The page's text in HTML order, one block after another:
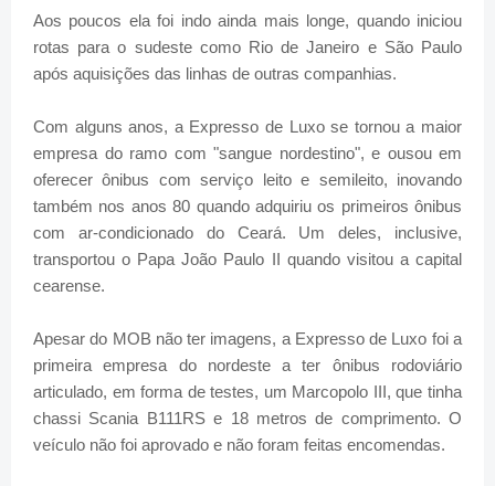
Aos poucos ela foi indo ainda mais longe, quando iniciou
rotas para o sudeste como Rio de Janeiro e São Paulo
após aquisições das linhas de outras companhias.
Com alguns anos, a Expresso de Luxo se tornou a maior
empresa do ramo com "sangue nordestino", e ousou em
oferecer ônibus com serviço leito e semileito, inovando
também nos anos 80 quando adquiriu os primeiros ônibus
com ar-condicionado do Ceará. Um deles, inclusive,
transportou o Papa João Paulo II quando visitou a capital
cearense.
Apesar do MOB não ter imagens, a Expresso de Luxo foi a
primeira empresa do nordeste a ter ônibus rodoviário
articulado, em forma de testes, um Marcopolo III, que tinha
chassi Scania B111RS e 18 metros de comprimento. O
veículo não foi aprovado e não foram feitas encomendas.